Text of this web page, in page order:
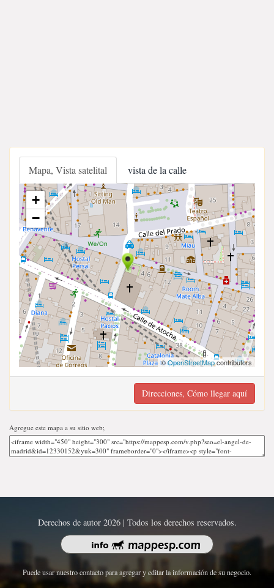
Mapa, Vista satelital vista de la calle
+
−
©OpenStreetMapcontributors
Direcciones, Cómo llegar aquí
Agregue este mapa a su sitio web;
Derechos de autor 2026 | Todos los derechos reservados.
Puede usar nuestro contacto para agregar y editar la información de su negocio.